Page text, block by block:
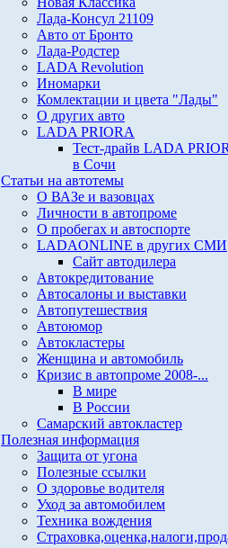
Лада-Консул 21109
Авто от Бронто
Лада-Родстер
LADA Revolution
Иномарки
Комлектации и цвета "Лады"
О других авто
LADA PRIORA
Тест-драйв LADA
в Сочи
Статьи на автотемы
О ВАЗе и вазовцах
Личности в автопроме
О пробегах и автоспорте
LADAONLINE в других СМИ
Сайт автодилера
Автокредитование
Автосалоны и выставки
Автопутешествия
Автоюмор
Автокластеры
Женщина и автомобиль
Кризис в автопроме 2008-...
В мире
В России
Самарский автокластер
Полезная информация
Защита от угона
Полезные ссылки
О здоровье водителя
Уход за автомобилем
Техника вождения